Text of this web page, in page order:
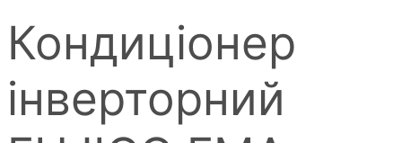
Кондиціонер
інверторний